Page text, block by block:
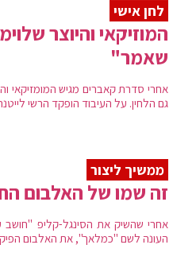
לחן אישי
המוזיקאי והיוצר
שאמר"
אחרי סדרת קאברים מגיש המומזיקאי
גם הלחין. על העיבוד הופקד הרשי
ממשיך ליצור
זה שמו של האלבום
אחרי שהשיק את הסינגל-קליפ "חושב
העונה לשם "כמלאך", את האלבום הפיקו